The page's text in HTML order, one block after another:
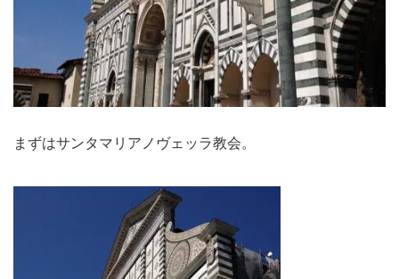
まずはサンタマリアノヴェッラ教会。